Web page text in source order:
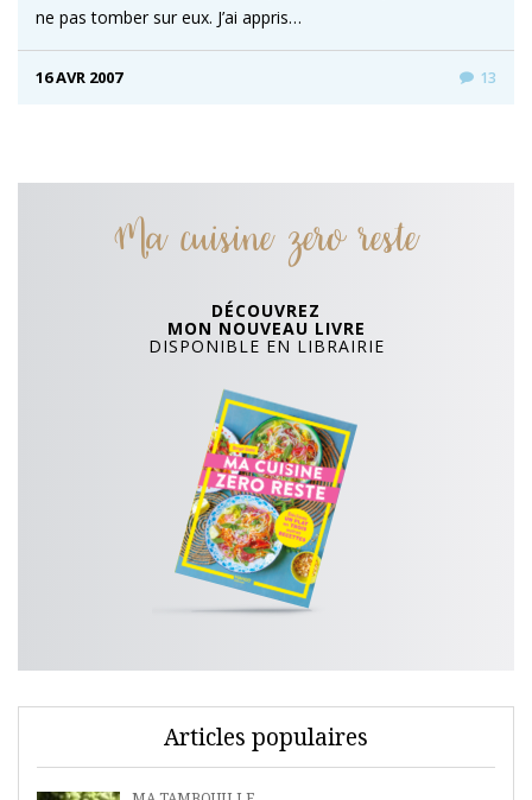
ne pas tomber sur eux. J’ai appris…
16 AVR 2007 13
Ma cuisine zero reste
DÉCOUVREZ
MON NOUVEAU LIVRE
DISPONIBLE EN LIBRAIRIE
Articles populaires